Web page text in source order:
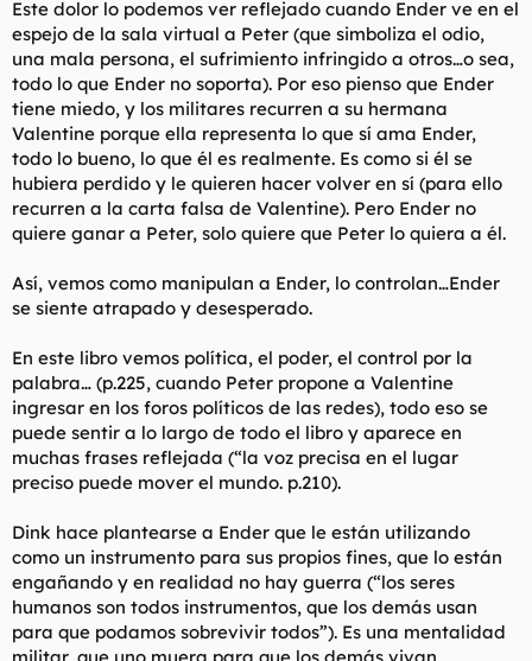
Este dolor lo podemos ver reflejado cuando Ender ve en el
espejo de la sala virtual a Peter (que simboliza el odio,
una mala persona, el sufrimiento infringido a otros…o sea,
todo lo que Ender no soporta). Por eso pienso que Ender
tiene miedo, y los militares recurren a su hermana
Valentine porque ella representa lo que sí ama Ender,
todo lo bueno, lo que él es realmente. Es como si él se
hubiera perdido y le quieren hacer volver en sí (para ello
recurren a la carta falsa de Valentine). Pero Ender no
quiere ganar a Peter, solo quiere que Peter lo quiera a él.
Así, vemos como manipulan a Ender, lo controlan…Ender
se siente atrapado y desesperado.
En este libro vemos política, el poder, el control por la
palabra… (p.225, cuando Peter propone a Valentine
ingresar en los foros políticos de las redes), todo eso se
puede sentir a lo largo de todo el libro y aparece en
muchas frases reflejada (“la voz precisa en el lugar
preciso puede mover el mundo. p.210).
Dink hace plantearse a Ender que le están utilizando
como un instrumento para sus propios fines, que lo están
engañando y en realidad no hay guerra (“los seres
humanos son todos instrumentos, que los demás usan
para que podamos sobrevivir todos”). Es una mentalidad
militar, que uno muera para que los demás vivan.